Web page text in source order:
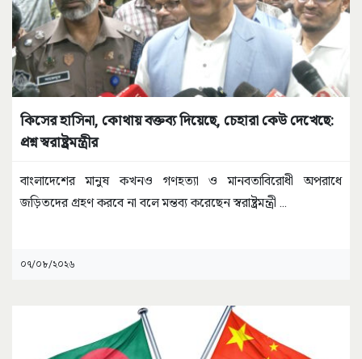
কিসের হাসিনা, কোথায় বক্তব্য দিয়েছে, চেহারা কেউ দেখেছে:
প্রশ্ন স্বরাষ্ট্রমন্ত্রীর
বাংলাদেশের মানুষ কখনও গণহত্যা ও মানবতাবিরোধী অপরাধে
জড়িতদের গ্রহণ করবে না বলে মন্তব্য করেছেন স্বরাষ্ট্রমন্ত্রী ...
০৭/০৮/২০২৬